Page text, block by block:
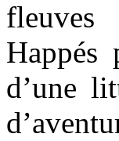
fleuves
Happés
d’une